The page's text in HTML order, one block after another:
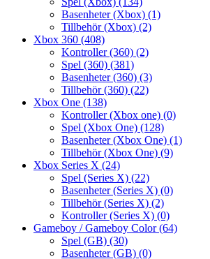
Basenheter (Xbox) (1)
Tillbehör (Xbox) (2)
Xbox 360 (408)
Kontroller (360) (2)
Spel (360) (381)
Basenheter (360) (3)
Tillbehör (360) (22)
Xbox One (138)
Kontroller (Xbox one) (0)
Spel (Xbox One) (128)
Basenheter (Xbox One) (1)
Tillbehör (Xbox One) (9)
Xbox Series X (24)
Spel (Series X) (22)
Basenheter (Series X) (0)
Tillbehör (Series X) (2)
Kontroller (Series X) (0)
Gameboy / Gameboy Color(64)
Spel (GB) (30)
Basenheter (GB) (0)